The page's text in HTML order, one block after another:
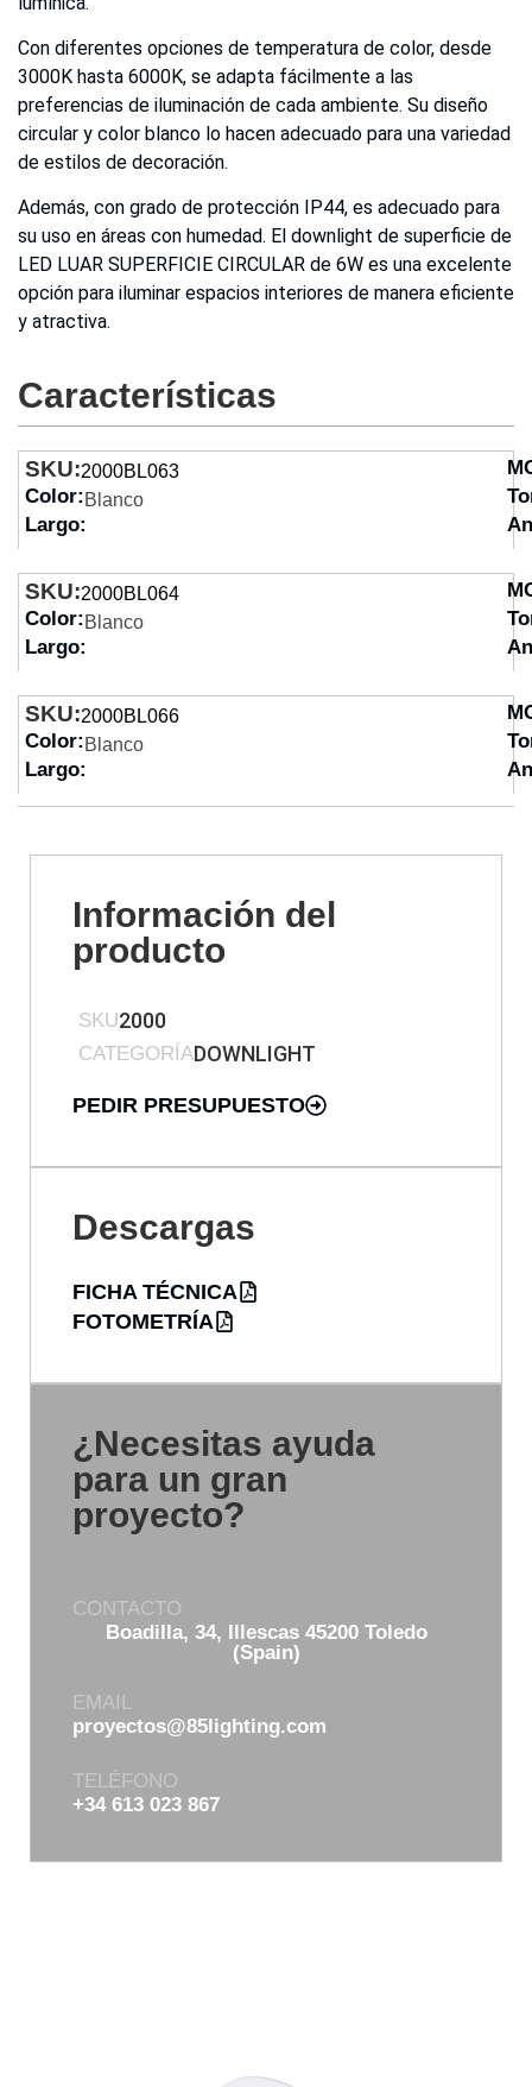
Con diferentes opciones de temperatura de color, desde
3000K hasta 6000K, se adapta fácilmente a las
preferencias de iluminación de cada ambiente. Su diseño
circular y color blanco lo hacen adecuado para una variedad
de estilos de decoración.
Además, con grado de protección IP44, es adecuado para
su uso en áreas con humedad. El downlight de superficie de
LED LUAR SUPERFICIE CIRCULAR de 6W es una excelente
opción para iluminar espacios interiores de manera eficiente
y atractiva.
Características
SKU:2000BL063
Color: Blanco
Largo:
SKU:2000BL064
Color: Blanco
Largo:
SKU:2000BL066
Color: Blanco
Largo:
Información del
producto
SKU2000
CATEGORÍADOWNLIGHT
PEDIR PRESUPUESTO
Descargas
FICHA TÉCNICA
FOTOMETRÍA
¿Necesitas ayuda
para un gran
proyecto?
CONTACTO
Boadilla, 34, Illescas 45200 Toledo
(Spain)
EMAIL
proyectos@85lighting.com
TELÉFONO
+34 613 023 867